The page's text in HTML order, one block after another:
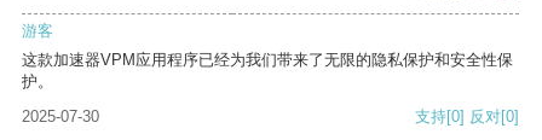
游客
这款加速器VPM应用程序已经为我们带来了无限的隐私保护和安全性保
护。
2025-07-30
支持[0] 反对[0]